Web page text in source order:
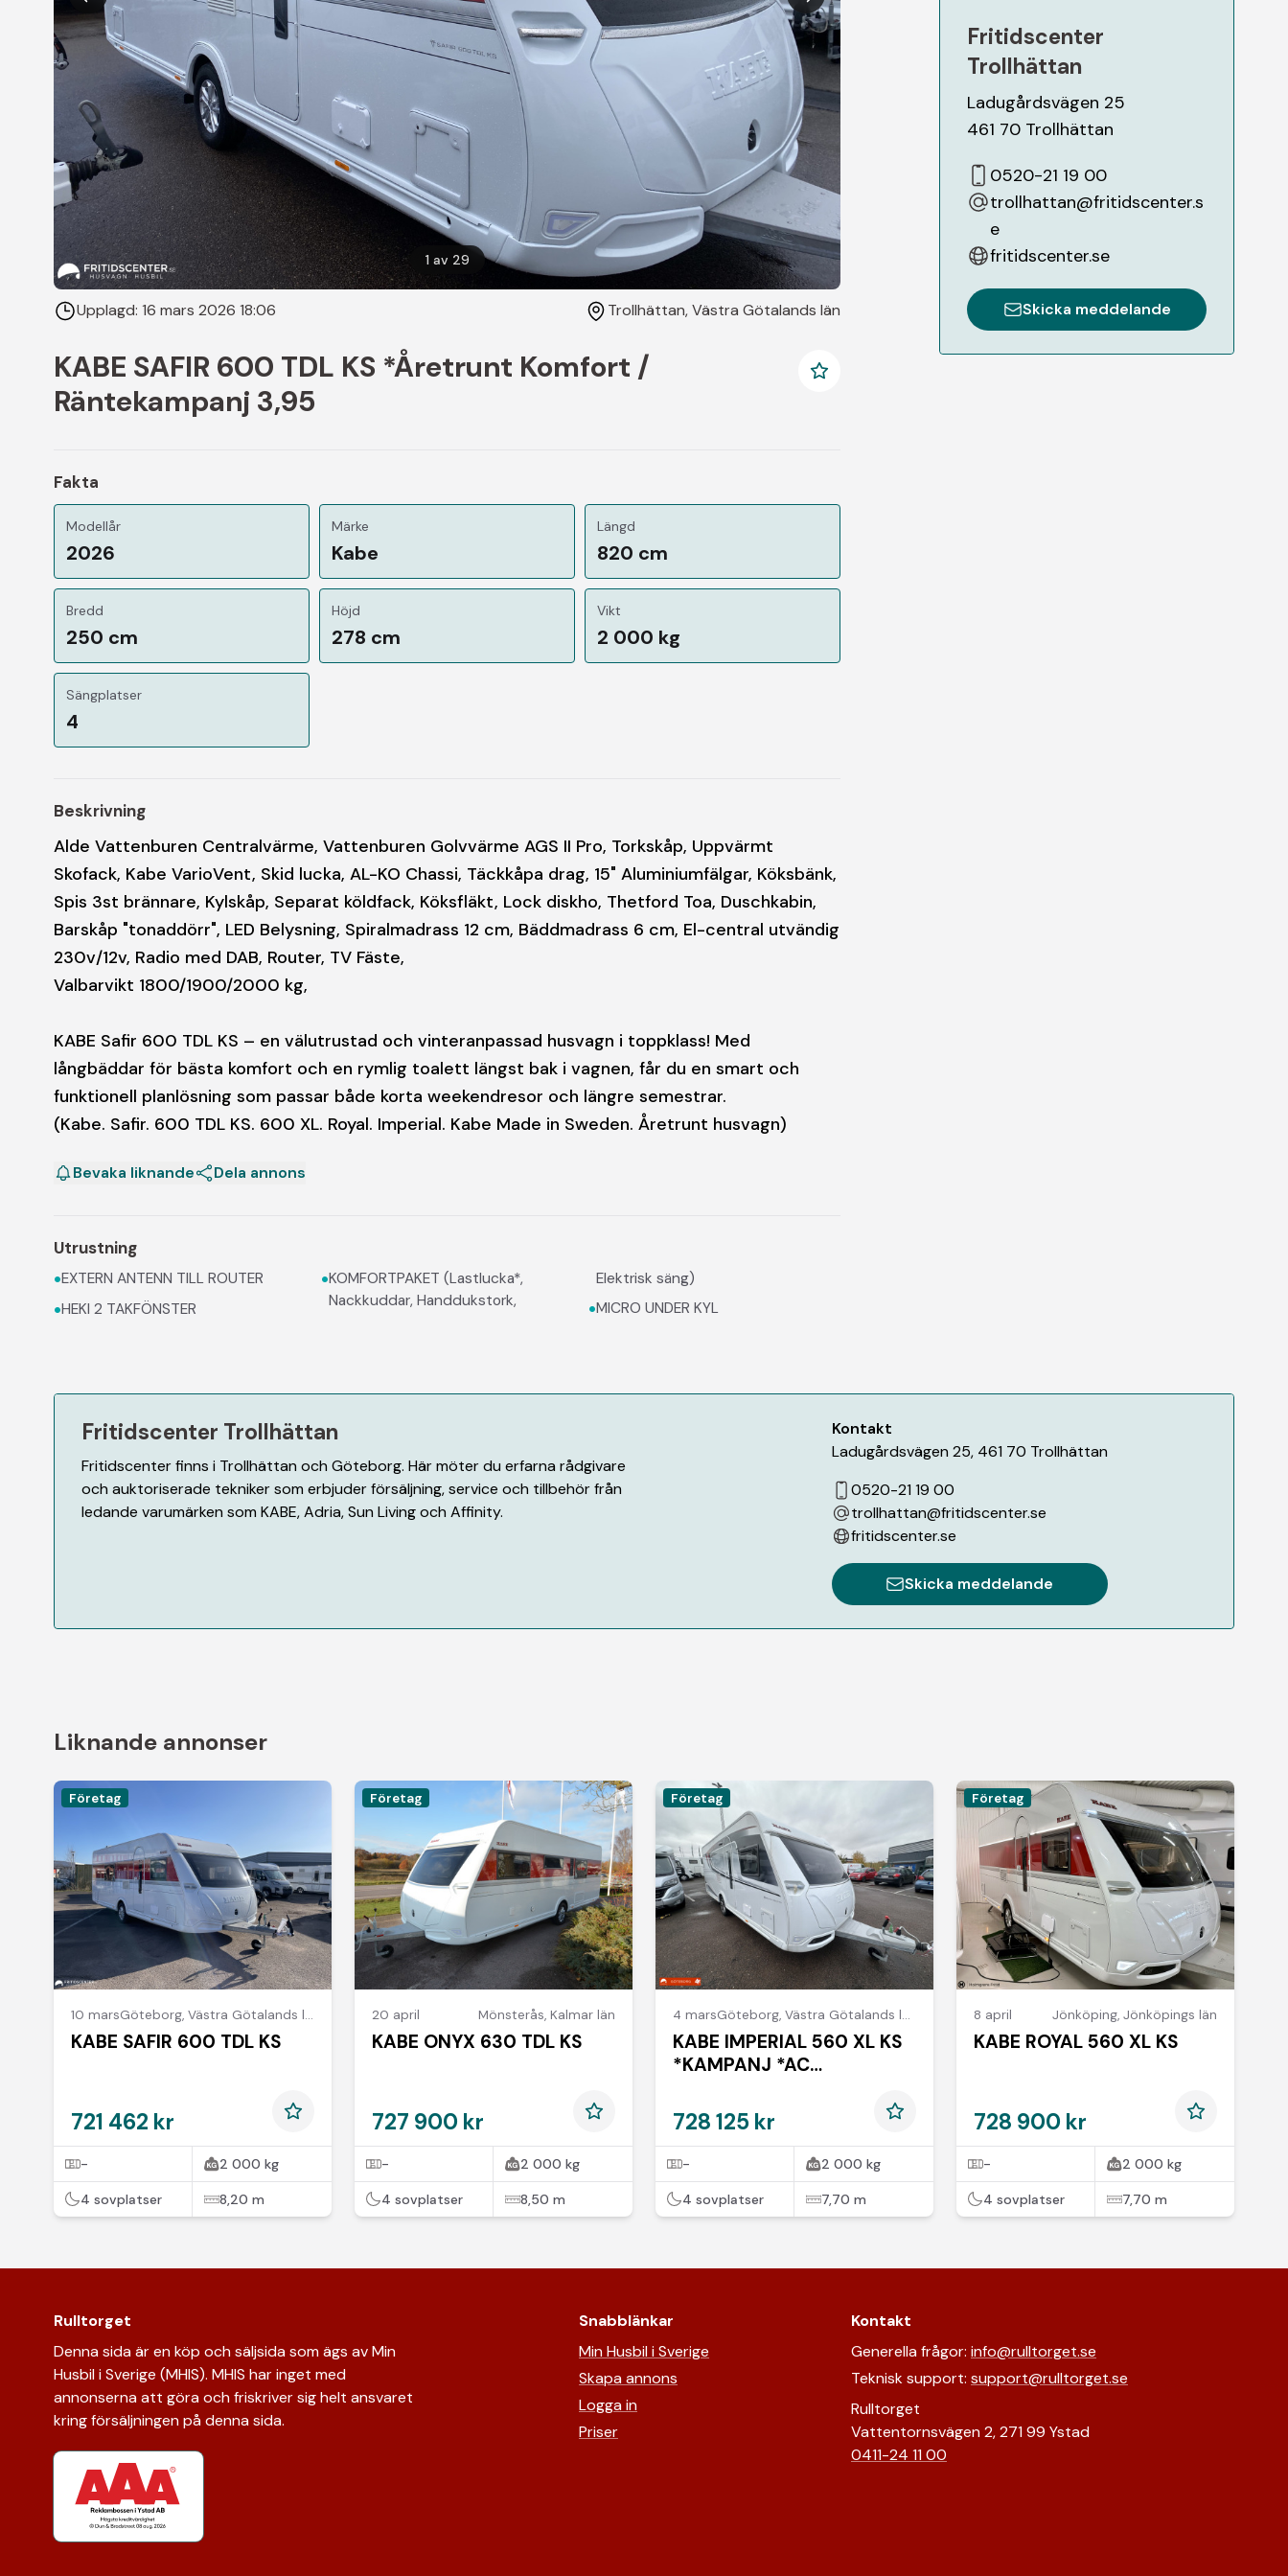
1av 29
Upplagd: 16 mars 2026 18:06 Trollhättan, Västra Götalands län
KABE SAFIR 600 TDL KS *Åretrunt Komfort /
Räntekampanj 3,95
Fakta
Modellår
2026
Märke
Kabe
Längd
820 cm
Bredd
250 cm
Höjd
278 cm
Vikt
2 000 kg
Sängplatser
4
Beskrivning
Alde Vattenburen Centralvärme, Vattenburen Golvvärme AGS II Pro, Torkskåp, Uppvärmt
Skofack, Kabe VarioVent, Skid lucka, AL-KO Chassi, Täckkåpa drag, 15" Aluminiumfälgar, Köksbänk,
Spis 3st brännare, Kylskåp, Separat köldfack, Köksfläkt, Lock diskho, Thetford Toa, Duschkabin,
Barskåp "tonaddörr", LED Belysning, Spiralmadrass 12 cm, Bäddmadrass 6 cm, El-central utvändig
230v/12v, Radio med DAB, Router, TV Fäste,
Valbarvikt 1800/1900/2000 kg,
KABE Safir 600 TDL KS – en välutrustad och vinteranpassad husvagn i toppklass! Med
långbäddar för bästa komfort och en rymlig toalett längst bak i vagnen, får du en smart och
funktionell planlösning som passar både korta weekendresor och längre semestrar.
(Kabe. Safir. 600 TDL KS. 600 XL. Royal. Imperial. Kabe Made in Sweden. Åretrunt husvagn)
Bevaka liknande Dela annons
Utrustning
•EXTERN ANTENN TILL ROUTER
•HEKI 2 TAKFÖNSTER
•KOMFORTPAKET (Lastlucka*,
Nackkuddar, Handdukstork,
Elektrisk säng)
•MICRO UNDER KYL
Fritidscenter
Trollhättan
Ladugårdsvägen 25
461 70 Trollhättan
0520-21 19 00
trollhattan@fritidscenter.s
e
fritidscenter.se
Skicka meddelande
Fritidscenter Trollhättan
Fritidscenter finns i Trollhättan och Göteborg. Här möter du erfarna rådgivare
och auktoriserade tekniker som erbjuder försäljning, service och tillbehör från
ledande varumärken som KABE, Adria, Sun Living och Affinity.
Kontakt
Ladugårdsvägen 25, 461 70 Trollhättan
0520-21 19 00
trollhattan@fritidscenter.se
fritidscenter.se
Skicka meddelande
Liknande annonser
Företag
10 marsGöteborg,Västra Götalands län
KABE SAFIR 600 TDL KS
721 462 kr
- 2 000 kg
4 sovplatser 8,20 m
Företag
20 april Mönsterås, Kalmar län
KABE ONYX 630 TDL KS
727 900 kr
- 2 000 kg
4 sovplatser 8,50 m
Företag
4 marsGöteborg,Västra Götalands län
KABE IMPERIAL 560 XL KS
*KAMPANJ *AC
728 125 kr
- 2 000 kg
4 sovplatser 7,70 m
Företag
8 april Jönköping, Jönköpings län
KABE ROYAL 560 XL KS
728 900 kr
- 2 000 kg
4 sovplatser 7,70 m
Rulltorget
Denna sida är en köp och säljsida som ägs av Min
Husbil i Sverige (MHIS). MHIS har inget med
annonserna att göra och friskriver sig helt ansvaret
kring försäljningen på denna sida.
Snabblänkar
Min Husbil i Sverige
Skapa annons
Logga in
Priser
Kontakt
Generella frågor: info@rulltorget.se
Teknisk support: support@rulltorget.se
Rulltorget
Vattentornsvägen 2, 271 99 Ystad
0411-24 11 00